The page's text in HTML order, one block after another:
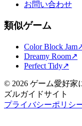
お問い合わせ
類似ゲーム
Color Block Jam
Dreamy Room↗️
Perfect Tidy↗️
© 2026 ゲーム愛好家
ズルガイドサイト
プライバシーポリシ